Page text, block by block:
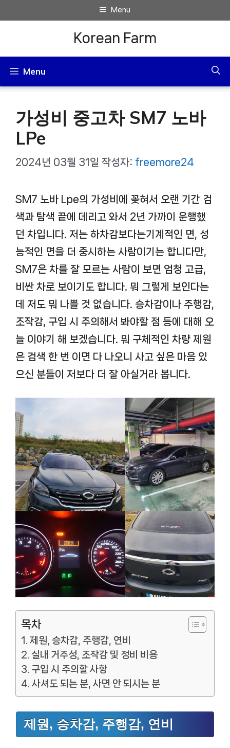
Menu
Korean Farm
Menu
가성비 중고차 SM7 노바
LPe
2024년 03월 31일 작성자: freemore24
SM7 노바 Lpe의 가성비에 꽂혀서 오랜 기간 검
색과 탐색 끝에 데리고 와서 2년 가까이 운행했
던 차입니다. 저는 하차감보다는기계적인 면, 성
능적인 면을 더 중시하는 사람이기는 합니다만,
SM7은 차를 잘 모르는 사람이 보면 엄청 고급,
비싼 차로 보이기도 합니다. 뭐 그렇게 보인다는
데 저도 뭐 나쁠 것 없습니다. 승차감이나 주행감,
조작감, 구입 시 주의해서 봐야할 점 등에 대해 오
늘 이야기 해 보겠습니다. 뭐 구체적인 차량 제원
은 검색 한 번 이면 다 나오니 사고 싶은 마음 있
으신 분들이 저보다 더 잘 아실거라 봅니다.
목차
제원, 승차감, 주행감, 연비
실내 거주성, 조작감 및 정비 비용
구입 시 주의할 사항
사셔도 되는 분, 사면 안 되시는 분
제원, 승차감, 주행감, 연비